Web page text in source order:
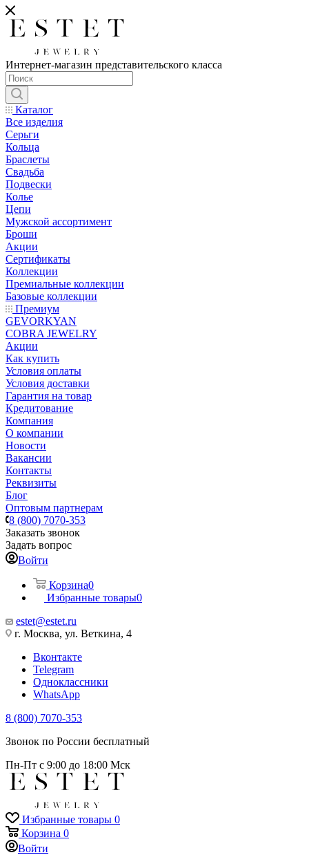
Интернет-магазин представительского класса
Каталог
Все изделия
Серьги
Кольца
Браслеты
Свадьба
Подвески
Колье
Цепи
Мужской ассортимент
Броши
Акции
Сертификаты
Коллекции
Премиальные коллекции
Базовые коллекции
Премиум
GEVORKYAN
COBRA JEWELRY
Акции
Как купить
Условия оплаты
Условия доставки
Гарантия на товар
Кредитование
Компания
О компании
Новости
Вакансии
Контакты
Реквизиты
Блог
Оптовым партнерам
8 (800) 7070-353
Заказать звонок
Задать вопрос
Войти
Корзина0
Избранные товары0
estet@estet.ru
г. Москва, ул. Веткина, 4
Вконтакте
Telegram
Одноклассники
WhatsApp
8 (800) 7070-353
Звонок по России бесплатный
Пн-Пт с 9:00 до 18:00 Мск
Избранные товары 0
Корзина 0
Войти